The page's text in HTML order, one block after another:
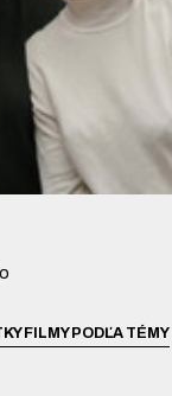
FILMY PODĽA TÉMY